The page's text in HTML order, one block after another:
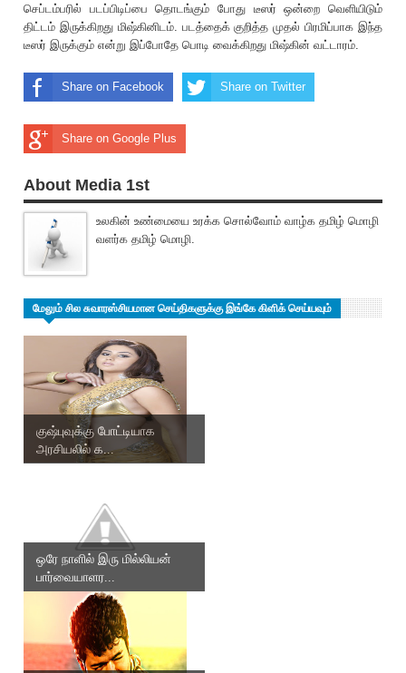
செப்டம்ப‌ரில் படப்பிடிப்பை தொடங்கும் போது டீஸர் ஒன்றை வெளியிடும்
திட்டம் இருக்கிறது மிஷ்கினிடம். படத்தைக் குறித்த முதல் பிரமிப்பாக இந்த
டீஸர் இருக்கும் என்று இப்போதே பொடி வைக்கிறது மிஷ்கின் வட்டாரம்.
Share on Facebook Share on Twitter
Share on Google Plus
About Media 1st
உலகின் உண்மையை உரக்க சொல்வோம் வாழ்க தமிழ் மொழி
வளர்க தமிழ் மொழி.
மேலும் சில சுவாரஸ்சியமான செய்திகளுக்கு இங்கே கிளிக் செய்யவும்
குஷ்புவுக்கு போட்டியாக
அரசியலில் க...
ஒரே நாளில் இரு மில்லியன்
பார்வையாளர...